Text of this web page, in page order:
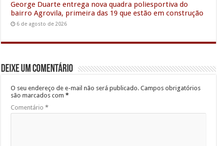
George Duarte entrega nova quadra poliesportiva do
bairro Agrovila, primeira das 19 que estão em construção
6 de agosto de 2026
Deixe um comentário
O seu endereço de e-mail não será publicado. Campos obrigatórios
são marcados com*
Comentário*